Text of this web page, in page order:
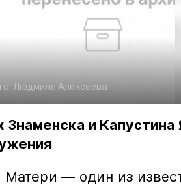
Людмила Алексеева
Знаменска и
Матери — один из